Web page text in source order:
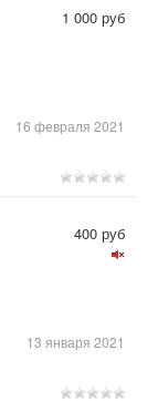
16 февраля 2021
1 000 руб
13 января 2021
400 руб